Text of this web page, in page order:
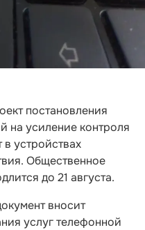
постановления
на усиление контроля
устройствах
Общественное
до 21 августа.
вносит
услуг телефонной